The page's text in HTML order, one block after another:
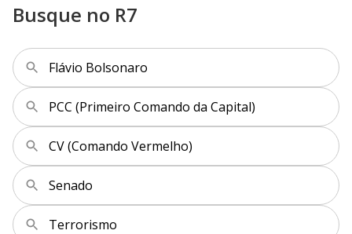
i
d
e
o
Busque no R7
Flávio Bolsonaro
PCC (Primeiro Comando da Capital)
CV (Comando Vermelho)
Senado
Terrorismo